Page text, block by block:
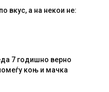
вкус, а на некои не:
7 годишно верно
коњ и мачка